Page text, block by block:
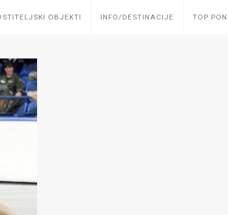
OBJEKTI INFO/DESTINACIJE TOP